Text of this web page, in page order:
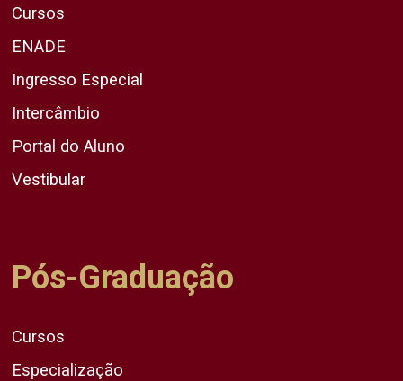
Cursos
ENADE
Ingresso Especial
Intercâmbio
Portal do Aluno
Vestibular
Pós-Graduação
Cursos
Especialização